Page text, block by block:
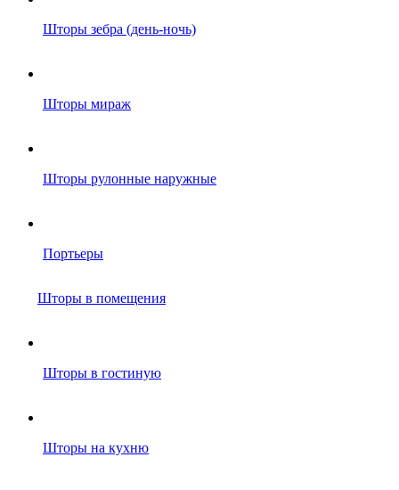
Шторы зебра (день-ночь)
Шторы мираж
Шторы рулонные наружные
Портьеры
Шторы в помещения
Шторы в гостиную
Шторы на кухню